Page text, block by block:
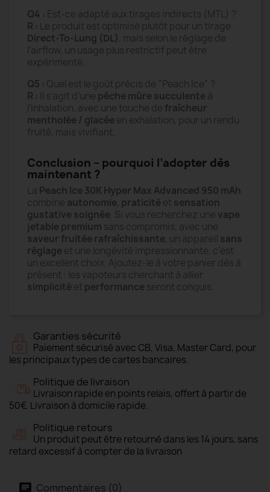
Q4 : Est-ce adapté aux tirages indirects (MTL) ?
R : Le produit est optimisé plutôt pour un tirage
Direct-To-Lung (DL), mais selon le réglage de
l’airflow, un usage plus restrictif peut être
expérimenté.
Q5 : Quel est le goût précis de “Peach Ice” ?
R : Il s’agit d’une pêche mûre succulente à
l’inhalation, avec une touche de fraîcheur
mentholée / glacée en exhalation, pour un rendu
fruité, mais vivifiant.
Conclusion – pourquoi l’adopter dès
maintenant ?
La Peach Ice 30K Hyper Max Advanced 950 mAh
combine autonomie, praticité et sensation
gustative soignée . Si vous recherchez une vape
jetable premium sans compromis, avec une
saveur fruitée rafraîchissante, un appareil sans
réglage et une longévité impressionnante, c’est
un excellent choix. Ajoutez-le à votre panier dès à
présent : les vapoteurs cherchant à allier
simplicité et performance seront conquis.
Garanties sécurité
Paiement sécurisé avec CB, Visa, Master Card, pour
les principaux types de cartes bancaires.
Politique de livraison
Livraison rapide en points relais, offert à partir de
50€. Livraison à domicile rapide.
Politique retours
Un produit peut être retourné dans les 14 jours, sans
retard excessif à compter de la livraison
Commentaires (0)